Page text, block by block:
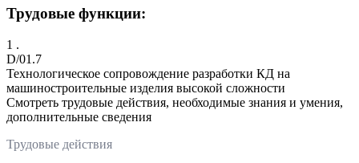
Трудовые функции:
1 .
D/01.7
Технологическое сопровождение разработки КД на
машиностроительные изделия высокой сложности
Смотреть трудовые действия, необходимые знания и умения,
дополнительные сведения
Трудовые действия